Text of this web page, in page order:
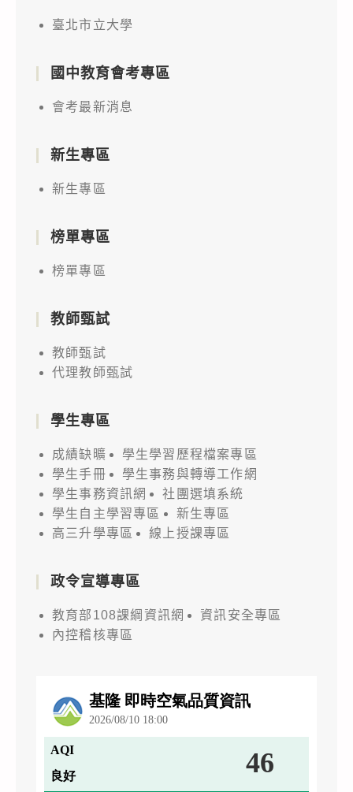
臺北市立大學
國中教育會考專區
會考最新消息
新生專區
新生專區
榜單專區
榜單專區
教師甄試
教師甄試
代理教師甄試
學生專區
成績缺曠
學生學習歷程檔案專區
學生手冊
學生事務與轉導工作網
學生事務資訊網
社團選填系統
學生自主學習專區
新生專區
高三升學專區
線上授課專區
政令宣導專區
教育部108課綱資訊網
資訊安全專區
內控稽核專區